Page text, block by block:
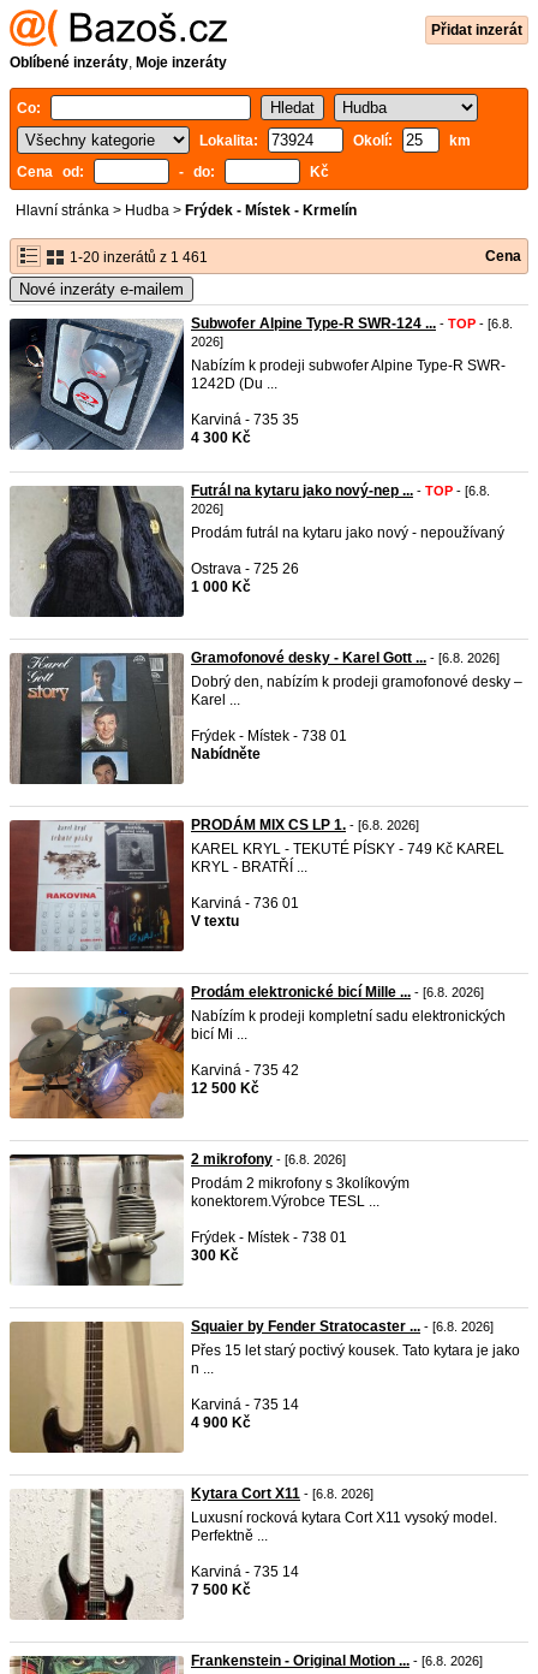
Přidat inzerát
Oblíbené inzeráty, Moje inzeráty
Co:
Lokalita:
Okolí:
km
Cena od:
- do: Kč
Hlavní stránka > Hudba > Frýdek - Místek - Krmelín
1-20 inzerátů z 1 461 Cena
Nové inzeráty e-mailem
Subwofer Alpine Type-R SWR-124 ... - TOP - [6.8.
2026]
Nabízím k prodeji subwofer Alpine Type-R SWR-
1242D (Du ...
Karviná - 735 35
4 300 Kč
Futrál na kytaru jako nový-nep ... - TOP - [6.8.
2026]
Prodám futrál na kytaru jako nový - nepoužívaný
Ostrava - 725 26
1 000 Kč
Gramofonové desky - Karel Gott ... - [6.8. 2026]
Dobrý den, nabízím k prodeji gramofonové desky –
Karel ...
Frýdek - Místek - 738 01
Nabídněte
PRODÁM MIX CS LP 1. - [6.8. 2026]
KAREL KRYL - TEKUTÉ PÍSKY - 749 Kč KAREL
KRYL - BRATŘÍ ...
Karviná - 736 01
V textu
Prodám elektronické bicí Mille ... - [6.8. 2026]
Nabízím k prodeji kompletní sadu elektronických
bicí Mi ...
Karviná - 735 42
12 500 Kč
2 mikrofony - [6.8. 2026]
Prodám 2 mikrofony s 3kolíkovým
konektorem.Výrobce TESL ...
Frýdek - Místek - 738 01
300 Kč
Squaier by Fender Stratocaster ... - [6.8. 2026]
Přes 15 let starý poctivý kousek. Tato kytara je jako
n ...
Karviná - 735 14
4 900 Kč
Kytara Cort X11 - [6.8. 2026]
Luxusní rocková kytara Cort X11 vysoký model.
Perfektně ...
Karviná - 735 14
7 500 Kč
Frankenstein - Original Motion ... - [6.8. 2026]